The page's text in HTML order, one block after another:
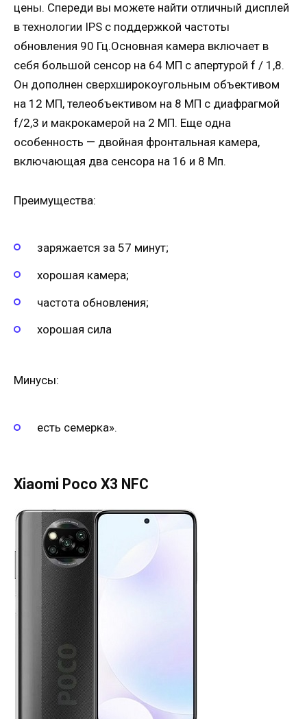
цены. Спереди вы можете найти отличный дисплей
в технологии IPS с поддержкой частоты
обновления 90 Гц.Основная камера включает в
себя большой сенсор на 64 МП с апертурой f / 1,8.
Он дополнен сверхширокоугольным объективом
на 12 МП, телеобъективом на 8 МП с диафрагмой
f/2,3 и макрокамерой на 2 МП. Еще одна
особенность — двойная фронтальная камера,
включающая два сенсора на 16 и 8 Мп.
Преимущества:
заряжается за 57 минут;
хорошая камера;
частота обновления;
хорошая сила
Минусы:
есть семерка».
Xiaomi Poco X3 NFC